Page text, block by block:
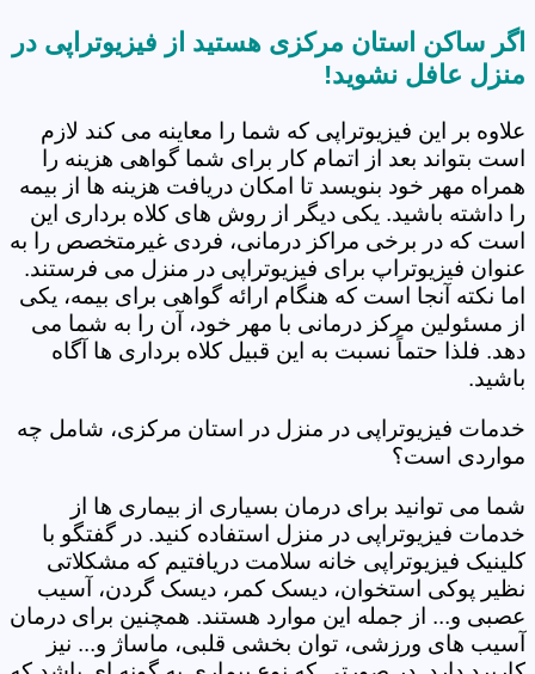
اگر ساکن استان مرکزی هستید از فیزیوتراپی در
منزل عافل نشوید!
علاوه بر این فیزیوتراپی که شما را معاینه می کند لازم
است بتواند بعد از اتمام کار برای شما گواهی هزینه را
همراه مهر خود بنویسد تا امکان دریافت هزینه ها از بیمه
را داشته باشید. یکی دیگر از روش های کلاه برداری این
است که در برخی مراکز درمانی، فردی غیرمتخصص را به
عنوان فیزیوتراپ برای فیزیوتراپی در منزل می فرستند.
اما نکته آنجا است که هنگام ارائه گواهی برای بیمه، یکی
از مسئولین مرکز درمانی با مهر خود، آن را به شما می
دهد. فلذا حتماً نسبت به این قبیل کلاه برداری ها آگاه
باشید.
خدمات فیزیوتراپی در منزل در استان مرکزی، شامل چه
مواردی است؟
شما می توانید برای درمان بسیاری از بیماری ها از
خدمات فیزیوتراپی در منزل استفاده کنید. در گفتگو با
کلینیک فیزیوتراپی خانه سلامت دریافتیم که مشکلاتی
نظیر پوکی استخوان، دیسک کمر، دیسک گردن، آسیب
عصبی و... از جمله این موارد هستند. همچنین برای درمان
آسیب های ورزشی، توان بخشی قلبی، ماساژ و... نیز